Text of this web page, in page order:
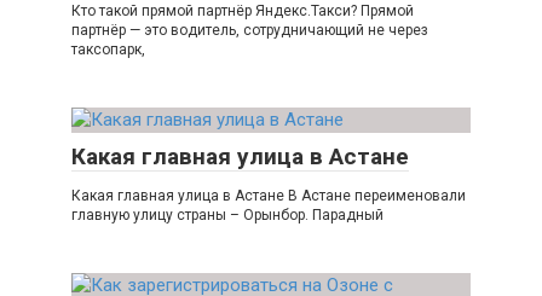
Кто такой прямой партнёр Яндекс.Такси? Прямой
партнёр — это водитель, сотрудничающий не через
таксопарк,
Какая главная улица в Астане
Какая главная улица в Астане В Астане переименовали
главную улицу страны – Орынбор. Парадный